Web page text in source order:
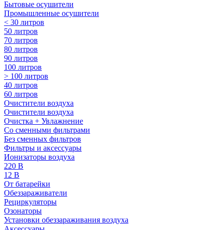
Бытовые осушители
Промышленные осушители
< 30 литров
50 литров
70 литров
80 литров
90 литров
100 литров
> 100 литров
40 литров
60 литров
Очистители воздуха
Очистители воздуха
Очистка + Увлажнение
Cо сменными фильтрами
Без сменных фильтров
Фильтры и аксессуары
Ионизаторы воздуха
220 В
12 В
От батарейки
Обеззараживатели
Рециркуляторы
Озонаторы
Установки обеззараживания воздуха